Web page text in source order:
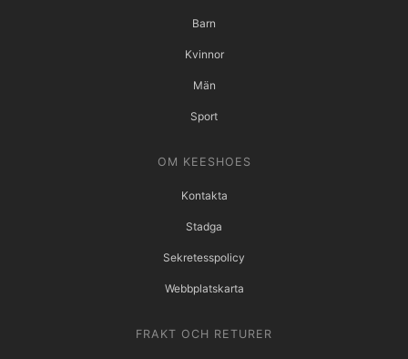
Barn
Kvinnor
Män
Sport
OM KEESHOES
Kontakta
Stadga
Sekretesspolicy
Webbplatskarta
FRAKT OCH RETURER